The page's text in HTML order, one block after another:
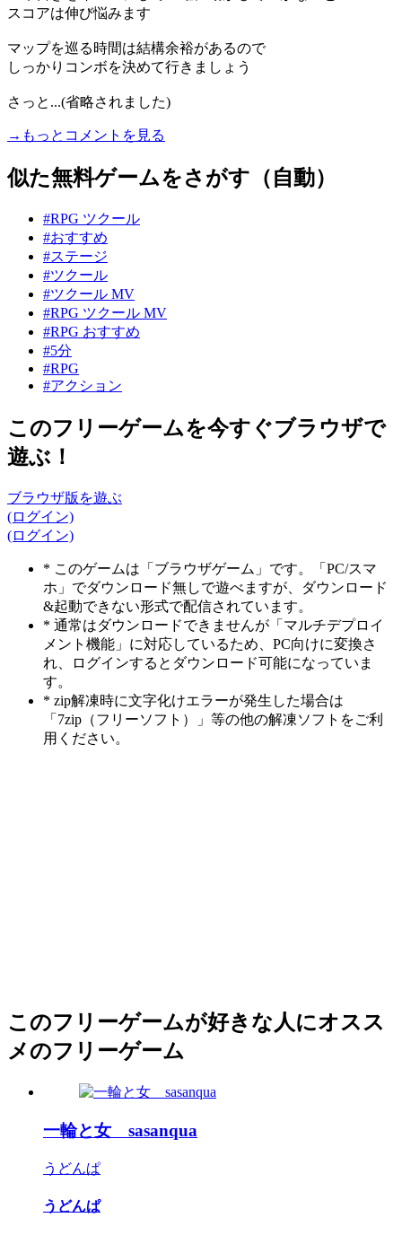
スコアは伸び悩みます
マップを巡る時間は結構余裕があるので
しっかりコンボを決めて行きましょう
さっと...(省略されました)
→もっとコメントを見る
似た無料ゲームをさがす（自動）
#RPG ツクール
#おすすめ
#ステージ
#ツクール
#ツクール MV
#RPG ツクール MV
#RPG おすすめ
#5分
#RPG
#アクション
このフリーゲームを今すぐブラウザで
遊ぶ！
ブラウザ版を遊ぶ
(ログイン)
(ログイン)
* このゲームは「ブラウザゲーム」です。「PC/スマ
ホ」でダウンロード無しで遊べますが、ダウンロード
&起動できない形式で配信されています。
* 通常はダウンロードできませんが「マルチデプロイ
メント機能」に対応しているため、PC向けに変換さ
れ、ログインするとダウンロード可能になっていま
す。
* zip解凍時に文字化けエラーが発生した場合は
「7zip（フリーソフト）」等の他の解凍ソフトをご利
用ください。
このフリーゲームが好きな人にオスス
メのフリーゲーム
一輪と女 sasanqua
うどんぱ
うどんぱ